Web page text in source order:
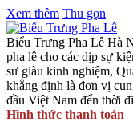
Xem thêm Thu gọn
Biểu Trưng Pha Lê Hà
pha lê cho các dịp sự
sư giàu kinh nghiệm,
khẳng định là đơn vị
đầu Việt Nam đến thời
Hình thức thanh toán